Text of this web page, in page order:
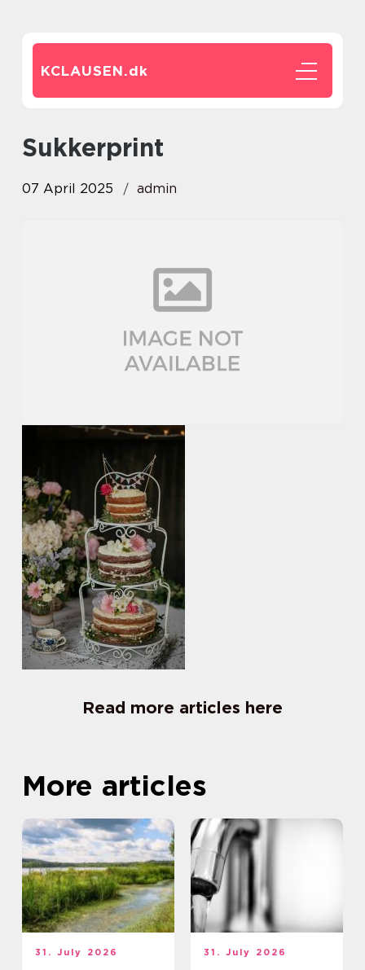
KCLAUSEN.dk
sukkerprint
07 April 2025 admin
Read more articles here
More articles
31. July 2026 31. July 2026